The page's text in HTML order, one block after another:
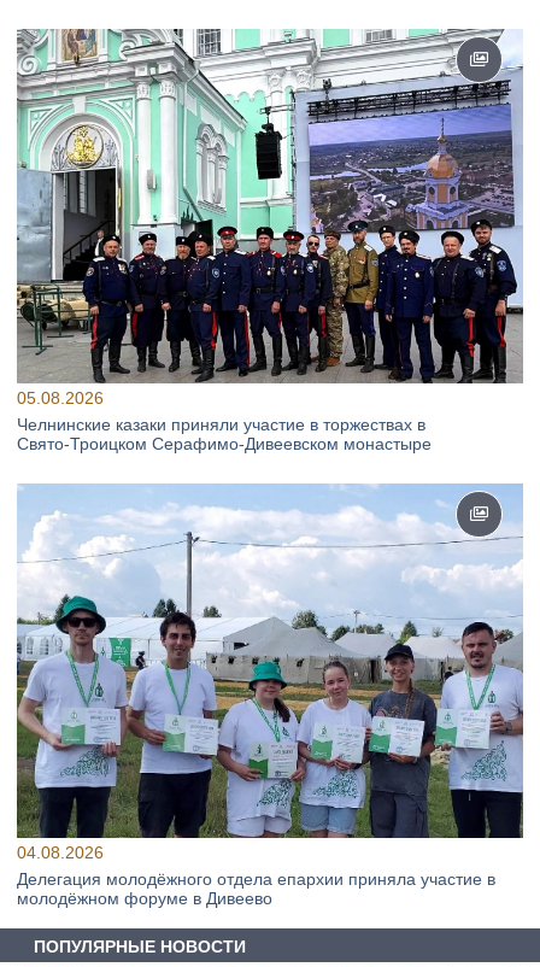
05.08.2026
Челнинские казаки приняли участие в торжествах в
Свято‑Троицком Серафимо‑Дивеевском монастыре
04.08.2026
Делегация молодёжного отдела епархии приняла участие в
молодёжном форуме в Дивеево
ПОПУЛЯРНЫЕ НОВОСТИ